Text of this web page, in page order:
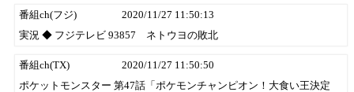
番組ch(フジ)
2020/11/27 11:50:13
実況 ◆ フジテレビ 93857 ネトウヨの敗北
番組ch(TX)
2020/11/27 11:50:50
ポケットモンスター 第47話「ポケモンチャンピオン！大食い王決定